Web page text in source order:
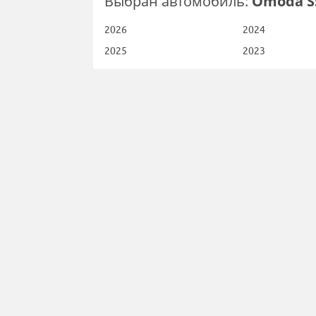
2026
2025
2024
2023